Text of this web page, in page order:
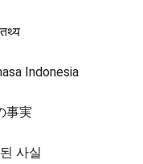
Indonesia
実
사실